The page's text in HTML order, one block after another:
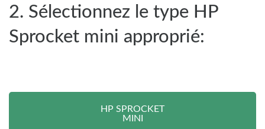
2. Sélectionnez le type HP
Sprocket mini approprié:
HP SPROCKET
MINI